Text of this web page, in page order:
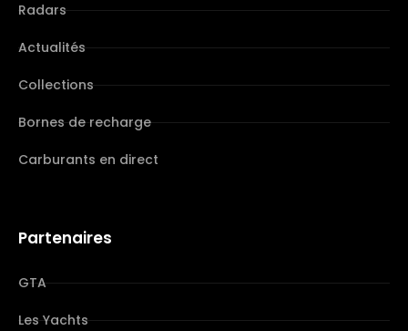
Radars
Actualités
Collections
Bornes de recharge
Carburants en direct
Partenaires
GTA
Les Yachts